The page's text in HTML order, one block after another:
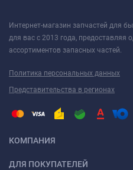
Интернет-магазин запчастей для
для вас с 2013 года, предоставляя
ассортиментов запасных частей.
Политика персональных данных
Представительства в регионах
КОМПАНИЯ
ДЛЯ ПОКУПАТЕЛЕЙ